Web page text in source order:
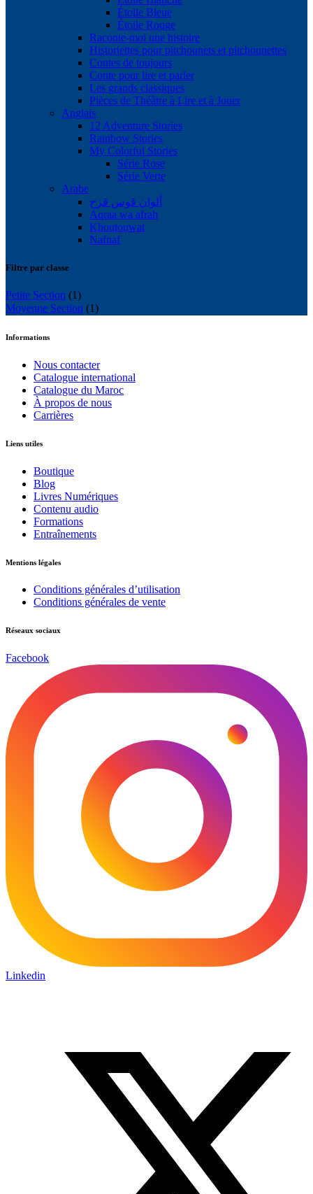
Étoile Bleue
Étoile Rouge
Raconte-moi une histoire
Historiettes pour pitchounets et pitchounettes
Contes de toujours
Conte pour lire et parler
Les grands classiques
Pièces de Théâtre à Lire et à Jouer
Anglais
12 Adventure Stories
Rainbow Stories
My Colorful Stories
Série Rose
Série Verte
Arabe
ألوان قوس قزح
Aqraa wa afrah
Khoutouwat
Nafnaf
Filtre par classe
Petite Section (1)
Moyenne Section (1)
Informations
Nous contacter
Catalogue international
Catalogue du Maroc
À propos de nous
Carrières
Liens utiles
Boutique
Blog
Livres Numériques
Contenu audio
Formations
Entraînements
Mentions légales
Conditions générales d’utilisation
Conditions générales de vente
Réseaux sociaux
Facebook
Linkedin